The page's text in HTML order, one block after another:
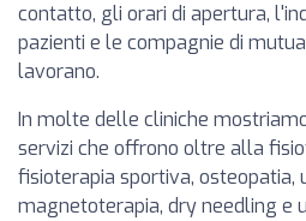
contatto, gli orari di apertura,
pazienti e le compagnie di
lavorano.
In molte delle cliniche
servizi che offrono oltre alla
fisioterapia sportiva, osteopatia,
magnetoterapia, dry needling e